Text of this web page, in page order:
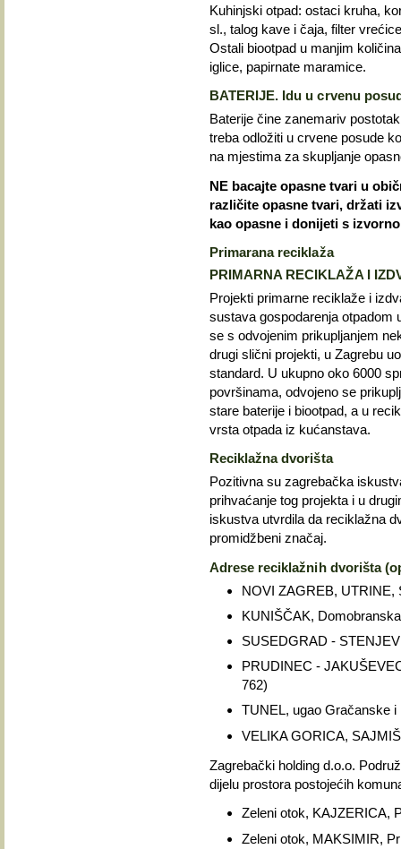
Kuhinjski otpad: ostaci kruha,
sl., talog kave i čaja, filter
Ostali biootpad u manjim
iglice, papirnate maramice.
BATERIJE. Idu u crvenu
Baterije čine zanemariv
treba odložiti u crvene posude
na mjestima za skupljanje
NE bacajte opasne tvari u
različite opasne tvari, držati
kao opasne i donijeti s
Primarana reciklaža
PRIMARNA RECIKLAŽA I
Projekti primarne reciklaže i
sustava gospodarenja otpadom
se s odvojenim prikupljanjem
drugi slični projekti, u Zagrebu
standard. U ukupno oko 6000
površinama, odvojeno se
stare baterije i biootpad, a u
vrsta otpada iz kućanstava.
Reciklažna dvorišta
Pozitivna su zagrebačka
prihvaćanje tog projekta i u
iskustva utvrdila da reciklažna
promidžbeni značaj.
Adrese reciklažnih dvorišta
NOVI ZAGREB, UTRINE,
KUNIŠČAK,
SUSEDGRAD -
PRUDINEC -
762)
TUNEL, ugao Gračanske i
VELIKA GORICA,
Zagrebački holding d.o.o.
dijelu prostora postojećih
Zeleni otok, KAJZERICA,
Zeleni otok, MAKSIMIR,